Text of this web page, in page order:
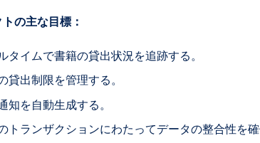
の主な目標：
タイムで書籍の貸出状況を追跡する。
貸出制限を管理する。
知を自動生成する。
トランザクションにわたってデータの整合性を確